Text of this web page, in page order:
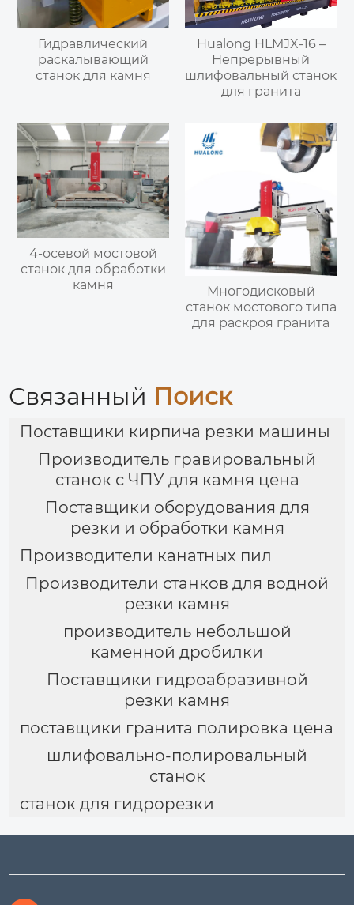
Гидравлический
раскалывающий
станок для камня
Hualong HLMJX-16 –
Непрерывный
шлифовальный станок
для гранита
4-осевой мостовой
станок для обработки
камня
Многодисковый
станок мостового типа
для раскроя гранита
Связанный Поиск
Поставщики кирпича резки машины
Производитель гравировальный
станок с ЧПУ для камня цена
Поставщики оборудования для
резки и обработки камня
Производители канатных пил
Производители станков для водной
резки камня
производитель небольшой
каменной дробилки
Поставщики гидроабразивной
резки камня
поставщики гранита полировка цена
шлифовально-полировальный
станок
станок для гидрорезки